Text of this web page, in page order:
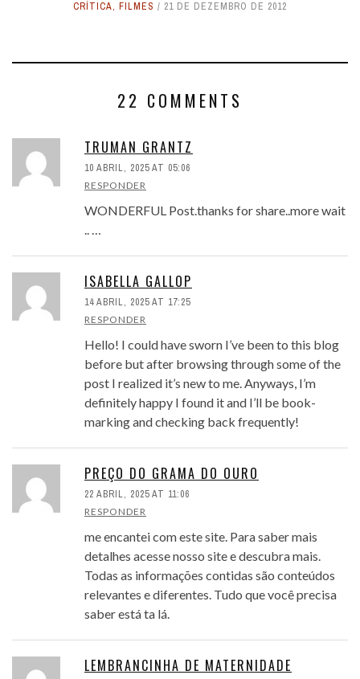
CRÍTICA, FILMES 21 DE DEZEMBRO DE 2012
22 COMMENTS
TRUMAN GRANTZ
10 ABRIL, 2025 AT 05:06
RESPONDER
WONDERFUL Post.thanks for share..more wait
.. …
ISABELLA GALLOP
14 ABRIL, 2025 AT 17:25
RESPONDER
Hello! I could have sworn I’ve been to this blog
before but after browsing through some of the
post I realized it’s new to me. Anyways, I’m
definitely happy I found it and I’ll be book-
marking and checking back frequently!
PREÇO DO GRAMA DO OURO
22 ABRIL, 2025 AT 11:06
RESPONDER
me encantei com este site. Para saber mais
detalhes acesse nosso site e descubra mais.
Todas as informações contidas são conteúdos
relevantes e diferentes. Tudo que você precisa
saber está ta lá.
LEMBRANCINHA DE MATERNIDADE